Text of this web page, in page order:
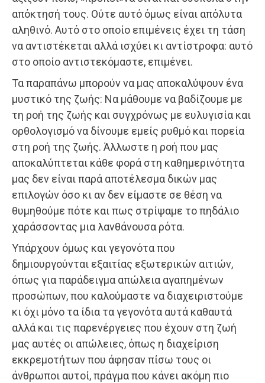
απόκτησή τους. Ούτε αυτό όμως είναι απόλυτα
αληθινό. Αυτό στο οποίο επιμένεις έχει τη τάση
να αντιστέκεται αλλά ισχύει κι αντίστροφα: αυτό
στο οποίο αντιστεκόμαστε, επιμένει.
Τα παραπάνω μπορούν να μας αποκαλύψουν ένα
μυστικό της ζωής: Να μάθουμε να βαδίζουμε με
τη ροή της ζωής και συγχρόνως με ευλυγισία και
ορθολογισμό να δίνουμε εμείς ρυθμό και πορεία
στη ροή της ζωής. Άλλωστε η ροή που μας
αποκαλύπτεται κάθε φορά στη καθημερινότητα
μας δεν είναι παρά αποτέλεσμα δικών μας
επιλογών όσο κι αν δεν είμαστε σε θέση να
θυμηθούμε πότε και πως στρίψαμε το πηδάλιο
χαράσσοντας μια λανθάνουσα ρότα.
Υπάρχουν όμως και γεγονότα που
δημιουργούνται εξαιτίας εξωτερικών αιτιών,
όπως για παράδειγμα απώλεια αγαπημένων
προσώπων, που καλούμαστε να διαχειριστούμε
κι όχι μόνο τα ίδια τα γεγονότα αυτά καθαυτά
αλλά και τις παρενέργειες που έχουν στη ζωή
μας αυτές οι απώλειες, όπως η διαχείριση
εκκρεμοτήτων που άφησαν πίσω τους οι
άνθρωποι αυτοί, πράγμα που κάνει ακόμη πιο